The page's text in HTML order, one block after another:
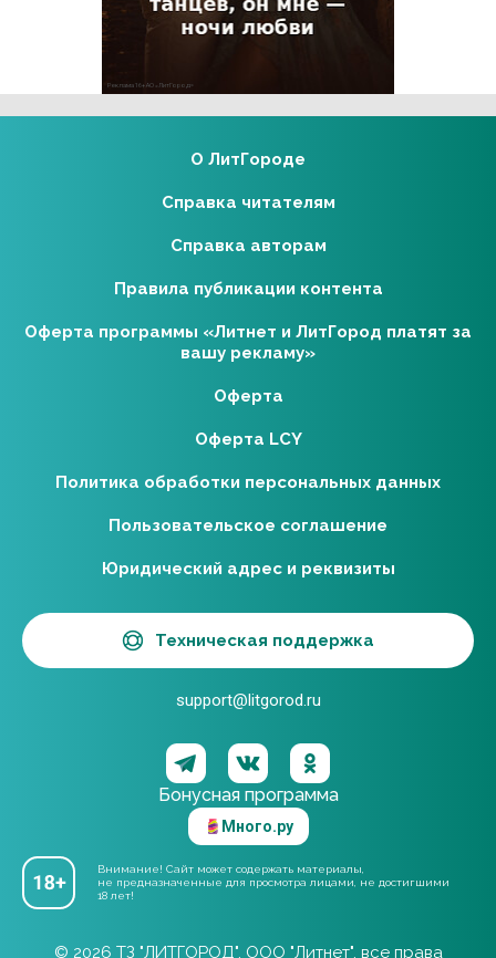
Реклама 16+ АО «ЛитГород»
Бонусная программа
Много.ру
Внимание! Сайт может содержать материалы,
не предназначенные для просмотра лицами, не достигшими
18 лет!
О ЛитГороде
Справка читателям
Справка авторам
Правила публикации контента
Оферта программы «Литнет и ЛитГород платят за
вашу рекламу»
Оферта
Оферта LCY
Политика обработки персональных данных
Пользовательское соглашение
Юридический адрес и реквизиты
Техническая поддержка
support@litgorod.ru
© 2026 ТЗ "ЛИТГОРОД". ООО "Литнет", все права